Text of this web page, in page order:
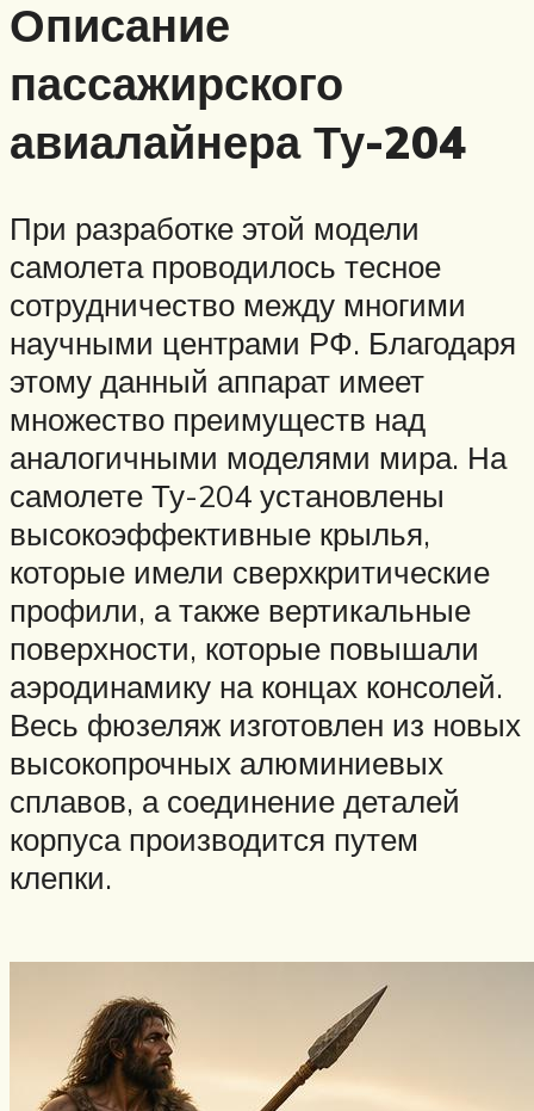
Описание
пассажирского
авиалайнера Ту-204
При разработке этой модели
самолета проводилось тесное
сотрудничество между многими
научными центрами РФ. Благодаря
этому данный аппарат имеет
множество преимуществ над
аналогичными моделями мира. На
самолете Ту-204 установлены
высокоэффективные крылья,
которые имели сверхкритические
профили, а также вертикальные
поверхности, которые повышали
аэродинамику на концах консолей.
Весь фюзеляж изготовлен из новых
высокопрочных алюминиевых
сплавов, а соединение деталей
корпуса производится путем
клепки.